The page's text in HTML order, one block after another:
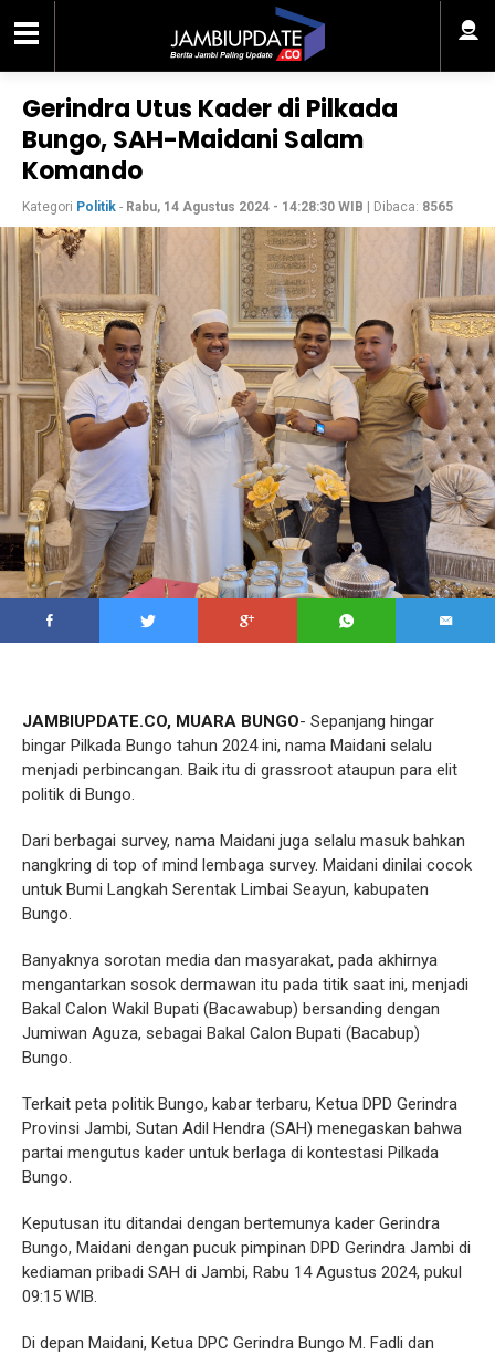
Gerindra Utus Kader di Pilkada
Bungo, SAH-Maidani Salam
Komando
Kategori Politik - Rabu, 14 Agustus 2024 - 14:28:30 WIB | Dibaca: 8565
JAMBIUPDATE.CO, MUARA BUNGO- Sepanjang hingar
bingar Pilkada Bungo tahun 2024 ini, nama Maidani selalu
menjadi perbincangan. Baik itu di grassroot ataupun para elit
politik di Bungo.
Dari berbagai survey, nama Maidani juga selalu masuk bahkan
nangkring di top of mind lembaga survey. Maidani dinilai cocok
untuk Bumi Langkah Serentak Limbai Seayun, kabupaten
Bungo.
Banyaknya sorotan media dan masyarakat, pada akhirnya
mengantarkan sosok dermawan itu pada titik saat ini, menjadi
Bakal Calon Wakil Bupati (Bacawabup) bersanding dengan
Jumiwan Aguza, sebagai Bakal Calon Bupati (Bacabup)
Bungo.
Terkait peta politik Bungo, kabar terbaru, Ketua DPD Gerindra
Provinsi Jambi, Sutan Adil Hendra (SAH) menegaskan bahwa
partai mengutus kader untuk berlaga di kontestasi Pilkada
Bungo.
Keputusan itu ditandai dengan bertemunya kader Gerindra
Bungo, Maidani dengan pucuk pimpinan DPD Gerindra Jambi di
kediaman pribadi SAH di Jambi, Rabu 14 Agustus 2024, pukul
09:15 WIB.
Di depan Maidani, Ketua DPC Gerindra Bungo M. Fadli dan